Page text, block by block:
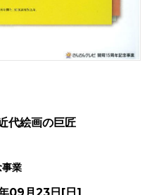
代絵画の巨匠
業